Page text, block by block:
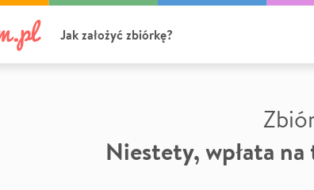
Jak założyć zbiórkę?
Niestety, wpłata